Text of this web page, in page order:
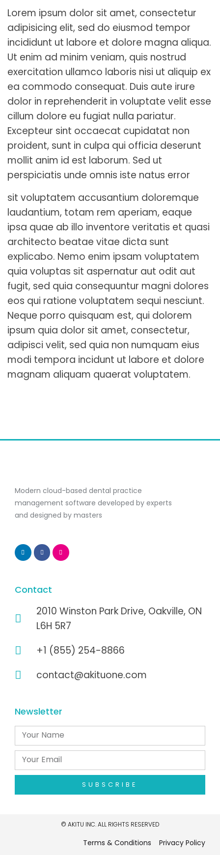
Lorem ipsum dolor sit amet, consectetur
adipisicing elit, sed do eiusmod tempor
incididunt ut labore et dolore magna aliqua.
Ut enim ad minim veniam, quis nostrud
exercitation ullamco laboris nisi ut aliquip ex
ea commodo consequat. Duis aute irure
dolor in reprehenderit in voluptate velit esse
cillum dolore eu fugiat nulla pariatur.
Excepteur sint occaecat cupidatat non
proident, sunt in culpa qui officia deserunt
mollit anim id est laborum. Sed ut
perspiciatis unde omnis iste natus error
sit voluptatem accusantium doloremque
laudantium, totam rem aperiam, eaque
ipsa quae ab illo inventore veritatis et quasi
architecto beatae vitae dicta sunt
explicabo. Nemo enim ipsam voluptatem
quia voluptas sit aspernatur aut odit aut
fugit, sed quia consequuntur magni dolores
eos qui ratione voluptatem sequi nesciunt.
Neque porro quisquam est, qui dolorem
ipsum quia dolor sit amet, consectetur,
adipisci velit, sed quia non numquam eius
modi tempora incidunt ut labore et dolore
magnam aliquam quaerat voluptatem.
Modern cloud-based dental practice
management software developed by experts
and designed by masters
Contact
2010 Winston Park Drive, Oakville, ON
L6H 5R7
+1 (855) 254-8866
contact@akituone.com
Newsletter
SUBSCRIBE
© AKITU INC. ALL RIGHTS RESERVED
Terms & Conditions Privacy Policy